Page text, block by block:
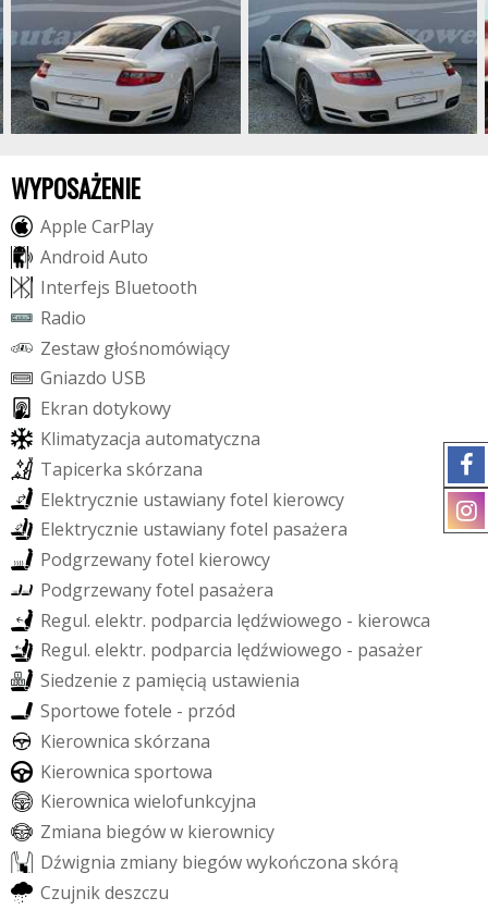
WYPOSAŻENIE
Apple CarPlay
Android Auto
Interfejs Bluetooth
Radio
Zestaw głośnomówiący
Gniazdo USB
Ekran dotykowy
Klimatyzacja automatyczna
Tapicerka skórzana
Elektrycznie ustawianyfotel kierowcy
Elektrycznie ustawianyfotel pasażera
Podgrzewanyfotel kierowcy
Podgrzewanyfotel pasażera
Regul. elektr. podparcia lędźwiowego - kierowca
Regul. elektr. podparcia lędźwiowego - pasażer
Siedzenie z pamięcią ustawienia
Sportowe fotele - przód
Kierownica skórzana
Kierownica sportowa
Kierownica wielofunkcyjna
Zmiana biegóww kierownicy
Dźwignia zmiany biegówwykończona skórą
Czujnikdeszczu